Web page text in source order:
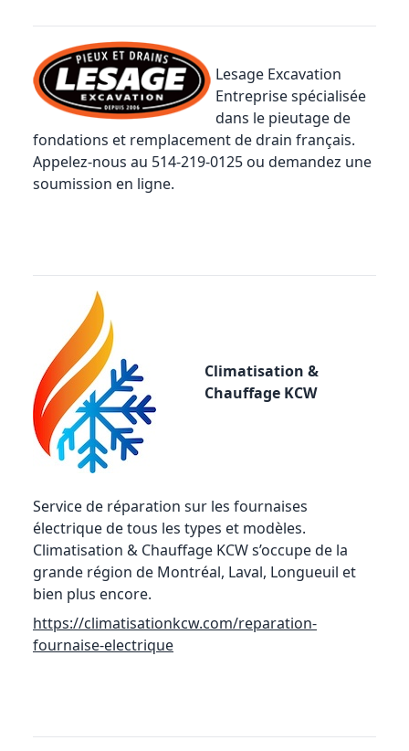
Lesage Excavation
Entreprise spécialisée
dans le pieutage de
fondations et remplacement de drain français.
Appelez-nous au 514-219-0125 ou demandez une
soumission en ligne.
Climatisation &
Chauffage KCW
Service de réparation sur les fournaises
électrique de tous les types et modèles.
Climatisation & Chauffage KCW s’occupe de la
grande région de Montréal, Laval, Longueuil et
bien plus encore.
https://climatisationkcw.com/reparation-
fournaise-electrique